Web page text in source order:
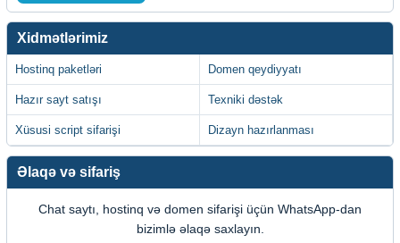
Xidmətlərimiz
Hostinq paketləri Domen qeydiyyatı
Hazır sayt satışı Texniki dəstək
Xüsusi script sifarişi Dizayn hazırlanması
Əlaqə və sifariş
Chat saytı, hostinq və domen sifarişi üçün WhatsApp-dan
bizimlə əlaqə saxlayın.